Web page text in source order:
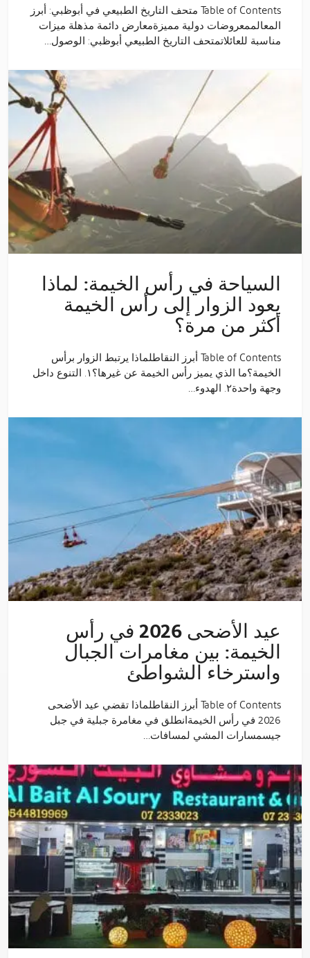
Table of Contents متحف التاريخ الطبيعي في أبوظبي: أبرز
المعالممعروضات دولية مميزةمعارض دائمة مذهلة ميزات
مناسبة للعائلاتمتحف التاريخ الطبيعي أبوظبي: الوصول…
السياحة في رأس الخيمة: لماذا
يعود الزوار إلى رأس الخيمة
أكثر من مرة؟
Table of Contents أبرز النقاطلماذا يرتبط الزوار برأس
الخيمة؟ما الذي يميز رأس الخيمة عن غيرها؟١. التنوع داخل
وجهة واحدة٢. الهدوء…
عيد الأضحى 2026 في رأس
الخيمة: بين مغامرات الجبال
واسترخاء الشواطئ
Table of Contents أبرز النقاطلماذا تقضي عيد الأضحى
2026 في رأس الخيمةانطلق في مغامرة جبلية في جبل
جيسمسارات المشي لمسافات…